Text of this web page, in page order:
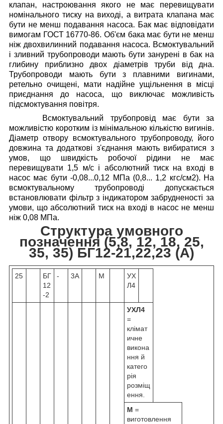
клапан, настроювання якого не має перевищувати
номінального тиску на виході, а витрата клапана має
бути не менш подавання насоса. Бак має відповідати
вимогам ГОСТ 16770-86. Об'єм бака має бути не менш
ніж двохвилинний подавання насоса. Всмоктувальний
і зливний трубопроводи мають бути занурені в бак на
глибину приблизно двох діаметрів труби від дна.
Трубопроводи мають бути з плавними вигинами,
ретельно очищені, мати надійне ущільнення в місці
приєднання до насоса, що виключає можливість
підсмоктування повітря.
Всмоктувальний трубопровід має бути за
можливістю коротким із мінімальною кількістю вигинів.
Діаметр отвору всмоктувального трубопроводу, його
довжина та додаткові з'єднання мають вибиратися з
умов, що швидкість робочої рідини не має
перевищувати 1,5 м/с і абсолютний тиск на вході в
насос має бути -0,08...0,12 МПа (0,8... 1,2 кгс/см2). На
всмоктувальному трубопроводі допускається
встановлювати фільтр з індикатором забрудненості за
умови, що абсолютний тиск на вході в насос не менш
ніж 0,08 МПа.
Структура умовного
позначення (5,8, 12, 18, 25,
35, 35) БГ12-21,22,23 (А)
25
БГ
12
-2
- 3А М
УХ
Л4
УХЛ4
=
клімат
ичне
викона
ння й
катего
рія
розміщ
ення.
М =
виготовлення